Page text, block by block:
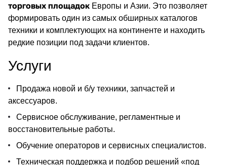
торговых площадок Европы и Азии. Это позволяет
формировать один из самых обширных каталогов
техники и комплектующих на континенте и находить
редкие позиции под задачи клиентов.
Услуги
Продажа новой и б/у техники, запчастей и
аксессуаров.
Сервисное обслуживание, регламентные и
восстановительные работы.
Обучение операторов и сервисных специалистов.
Техническая поддержка и подбор решений «под